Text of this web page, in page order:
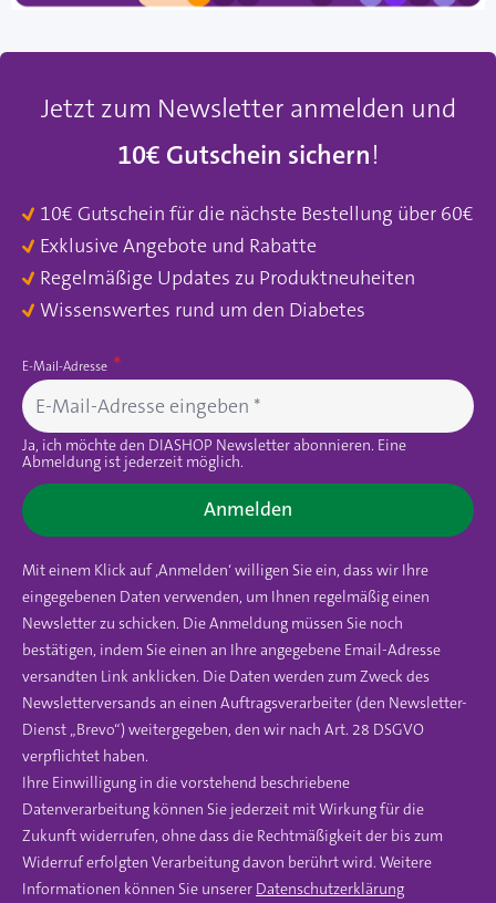
Jetzt zum Newsletter anmelden und
10€ Gutschein sichern!
10€ Gutschein für die nächste Bestellung über 60€
Exklusive Angebote und Rabatte
Regelmäßige Updates zu Produktneuheiten
Wissenswertes rund um den Diabetes
E-Mail-Adresse
Ja, ich möchte den DIASHOP Newsletter abonnieren. Eine
Abmeldung ist jederzeit möglich.
Anmelden
Mit einem Klick auf ‚Anmelden‘ willigen Sie ein, dass wir Ihre
eingegebenen Daten verwenden, um Ihnen regelmäßig einen
Newsletter zu schicken. Die Anmeldung müssen Sie noch
bestätigen, indem Sie einen an Ihre angegebene Email-Adresse
versandten Link anklicken. Die Daten werden zum Zweck des
Newsletterversands an einen Auftragsverarbeiter (den Newsletter-
Dienst „Brevo“) weitergegeben, den wir nach Art. 28 DSGVO
verpflichtet haben.
Ihre Einwilligung in die vorstehend beschriebene
Datenverarbeitung können Sie jederzeit mit Wirkung für die
Zukunft widerrufen, ohne dass die Rechtmäßigkeit der bis zum
Widerruf erfolgten Verarbeitung davon berührt wird. Weitere
Informationen können Sie unserer Datenschutzerklärung